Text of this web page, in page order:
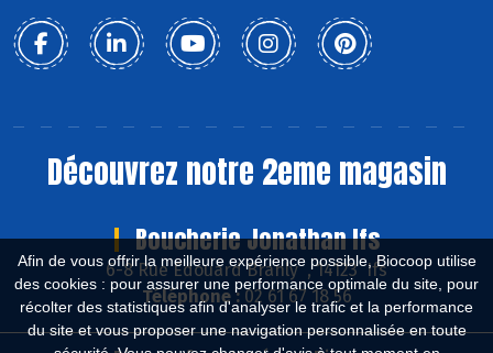
Afin de vous offrir la meilleure expérience possible, Biocoop utilise
des cookies : pour assurer une performance optimale du site, pour
récolter des statistiques afin d'analyser le trafic et la performance
du site et vous proposer une navigation personnalisée en toute
Découvrez notre 2eme magasin
Boucherie Jonathan Ifs
6-8 Rue Edouard Branly , 14123 Ifs
Téléphone :02 61 67 18 56